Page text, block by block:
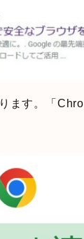
ます。「